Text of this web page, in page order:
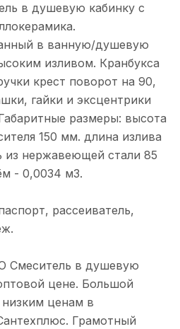
в душевую кабинку c
в ванную/душевую
изливом. Кранбукса
крест поворот на 90,
гайки и эксцентрики
размеры: высота
150 мм. длина излива
из нержавеющей стали 85
- 0,0034 м3.
рассеиватель,
Смеситель в душевую
цене. Большой
ценам в
Грамотный